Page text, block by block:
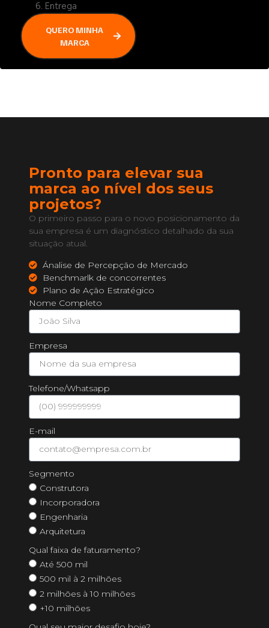
Entrega
QUERO MINHA
MARCA
Pronto para elevar sua
marca ao nível dos seus
projetos?
O primeiro passo para o novo posicionamento da
sua empresa é um diagnóstico detalhado da sua
situação atual.
Ánalise de Percepção de Mercado
Benchmarlk de concorrentes
Plano de Ação Estratégico
Nome Completo
Empresa
Telefone/Whatsapp
E-mail
Segmento
Construtora
Incorporadora
Engenharia
Arquitetura
Qual faixa de faturamento?
Até 500 mil
500 mil à 2 milhões
2 milhões à 10 milhões
+10 milhões